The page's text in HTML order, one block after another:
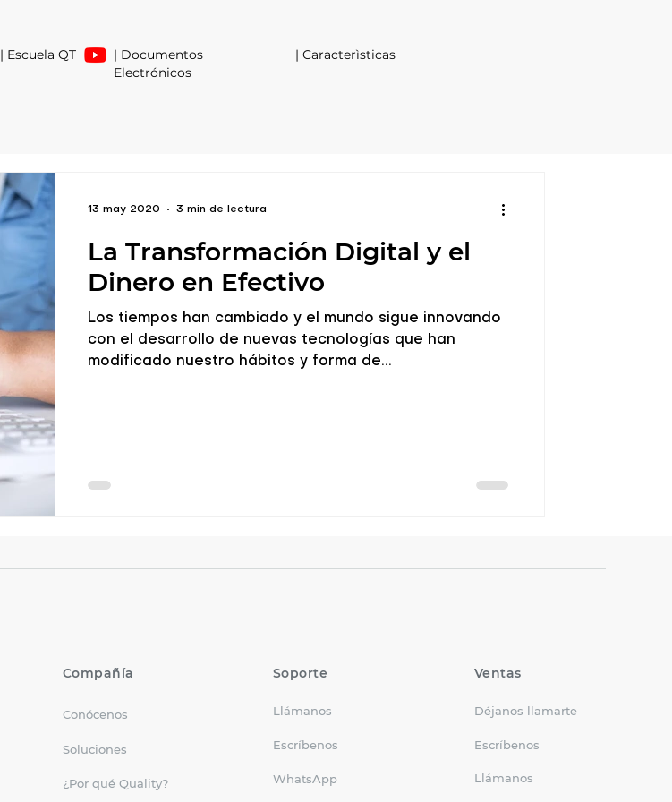
| Escuela QT
| Documentos
Electrónicos
| Caracterìsticas
La Transformación Digital y el
Dinero en Efectivo
Los tiempos han cambiado y el mundo sigue innovando
con el desarrollo de nuevas tecnologías que han
modificado nuestro hábitos y forma de...
13 may 2020 3 min de lectura
Compañía
Conócenos
Soluciones
¿Por qué Quality?
Soporte
Llámanos
Escríbenos
WhatsApp
Ventas
Déjanos llamarte
Escríbenos
Llámanos